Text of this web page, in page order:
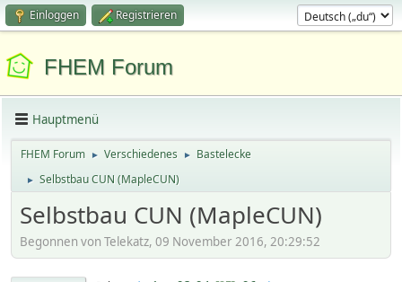
Einloggen Registrieren
FHEM Forum
Hauptmenü
FHEM Forum ► Verschiedenes ► Bastelecke
► Selbstbau CUN (MapleCUN)
Selbstbau CUN (MapleCUN)
Begonnen von Telekatz, 09 November 2016, 20:29:52